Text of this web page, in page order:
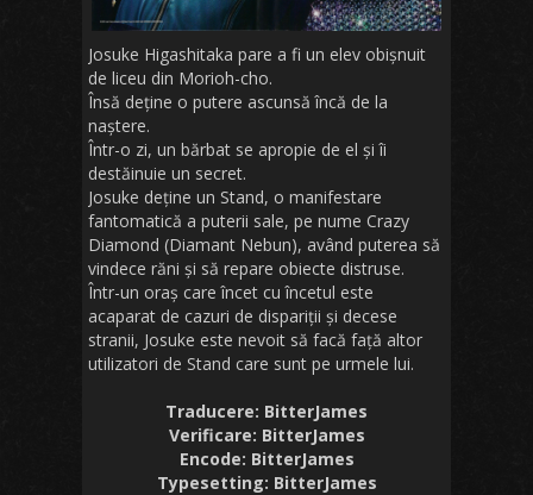
Josuke Higashitaka pare a fi un elev obișnuit
de liceu din Morioh-cho.
Însă deține o putere ascunsă încă de la
naștere.
Într-o zi, un bărbat se apropie de el și îi
destăinuie un secret.
Josuke deține un Stand, o manifestare
fantomatică a puterii sale, pe nume Crazy
Diamond (Diamant Nebun), având puterea să
vindece răni și să repare obiecte distruse.
Într-un oraș care încet cu încetul este
acaparat de cazuri de dispariții și decese
stranii, Josuke este nevoit să facă față altor
utilizatori de Stand care sunt pe urmele lui.
Traducere: BitterJames
Verificare: BitterJames
Encode: BitterJames
Typesetting: BitterJames